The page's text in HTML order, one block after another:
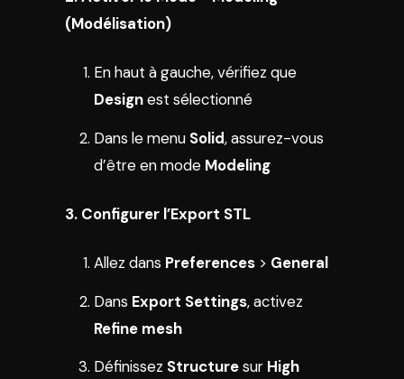
(Modélisation)
En haut à gauche, vérifiez que
Designest sélectionné
Dans le menu Solid, assurez-vous
d’être en mode Modeling
3. Configurer l’Export STL
Allez dans Preferences > General
Dans Export Settings, activez
Refine mesh
Définissez Structuresur High